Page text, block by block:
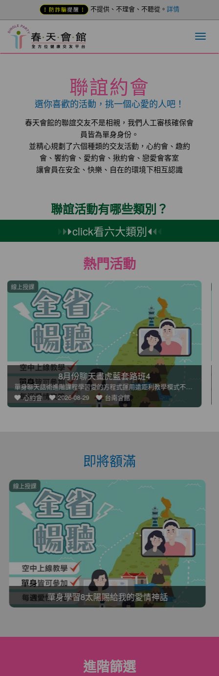
不提供、不理會、不聽從。 詳情
聯誼約會
選你喜歡的活動，挑一個心愛的人吧！
春天會館的聯誼交友不是相親，我們人工審核確保會
員皆為單身身份。
並精心規劃了六個種類的交友活動，心約會、趣約
會、饗約會、愛約會、揪約會、戀愛會客室
讓會員在安全、快樂、自在的環境下相互認識
聯誼活動有哪些類別？
click看六大類別
熱門活動
單身學習7嘴甜人甜成就姻緣
平日單身進修課程學習愛的方程式運用遠距離教學模式不管你人身在
心約會
2026-08-20 台南會館
線上授課
即將額滿
一次搞定從整體造型到買衣3
台南市
進階篩選